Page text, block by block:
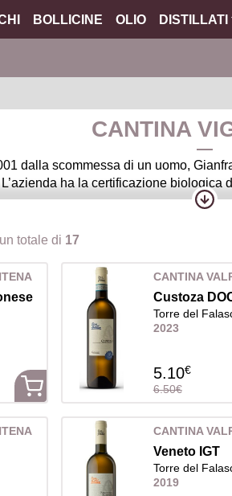
BOLLICINE OLIO DISTILLATI
CANTINA
dalla scommessa di un uomo,
ha la certificazione
Vigna ‘800 ospita i migliori vini
più belle d’Italia. Il Valpolicella
agricola Vigna ‘800.
per vini della più classica
totale di 17
CANTINA
Custoza
Torre del
2023
5.10€
6.50€
CANTINA
Veneto IGT
Torre del
2019